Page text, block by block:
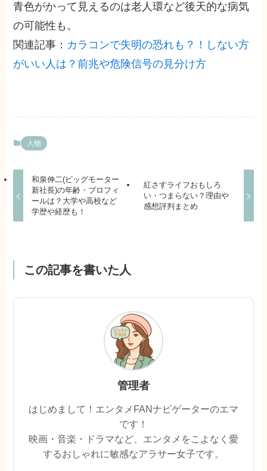
青色がかって見えるのは老人環など後天的な病気
の可能性も。
関連記事： カラコンで失明の恐れも？！しない方
がいい人は？前兆や危険信号の見分け方
人物
和泉伸二(ビッグモーター
新社長)の年齢・プロフィ
ールは？大学や高校など
学歴や経歴も！
紅さすライフおもしろ
い・つまらない？理由や
感想評判まとめ
この記事を書いた人
管理者
はじめまして！エンタメFANナビゲーターのエマ
です！
映画・音楽・ドラマなど、エンタメをこよなく愛
するおしゃれに敏感なアラサー女子です。